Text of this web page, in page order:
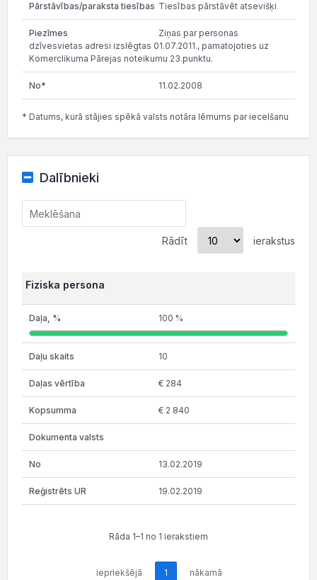
Tiesības pārstāvēt atsevišķi
Ziņas par personas
dzīvesvietas adresi izslēgtas 01.07.2011., pamatojoties uz
Komerclikuma Pārejas noteikumu 23.punktu.
11.02.2008
* Datums, kurā stājies spēkā valsts notāra lēmums par iecelšanu
Dalībnieki
Rādīt ierakstus
Fiziska persona
100 %
10
€ 284
€ 2 840
13.02.2019
19.02.2019
Rāda 1–1 no 1 ierakstiem
iepriekšējā 1 nākamā